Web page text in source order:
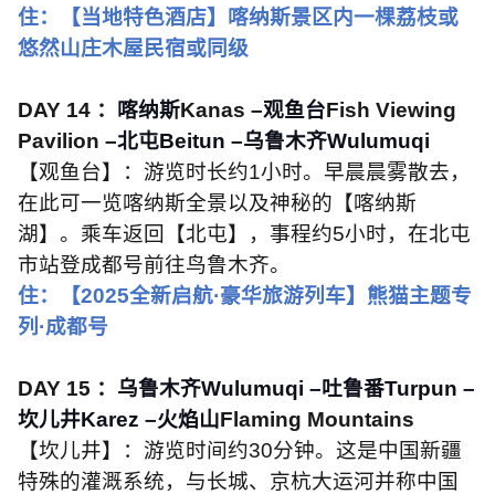
住：【当地特色酒店】喀纳斯景区内一棵荔枝或
悠然山庄木屋民宿或同级
DAY 14 ： 喀纳斯Kanas –观鱼台Fish Viewing
Pavilion –北屯Beitun –乌鲁木齐Wulumuqi
【观鱼台】：游览时长约1小时。早晨晨雾散去，
在此可一览喀纳斯全景以及神秘的【喀纳斯
湖】。乘车返回【北屯】，事程约5小时，在北屯
市站登成都号前往鸟鲁木齐。
住：【2025全新启航·豪华旅游列车】熊猫主题专
列·成都号
DAY 15 ： 乌鲁木齐Wulumuqi –吐鲁番Turpun –
坎儿井Karez –火焰山Flaming Mountains
【坎儿井】：游览时间约30分钟。这是中国新疆
特殊的灌溉系统，与长城、京杭大运河并称中国